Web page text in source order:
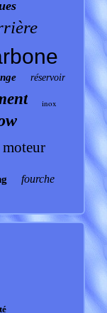
réservoir
inox
moteur
fourche